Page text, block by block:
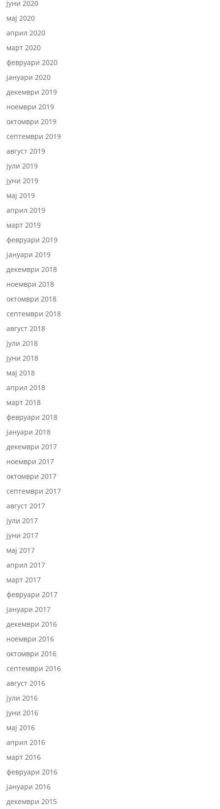
јуни 2020
мај 2020
април 2020
март 2020
февруари 2020
јануари 2020
декември 2019
ноември 2019
октомври 2019
септември 2019
август 2019
јули 2019
јуни 2019
мај 2019
април 2019
март 2019
февруари 2019
јануари 2019
декември 2018
ноември 2018
октомври 2018
септември 2018
август 2018
јули 2018
јуни 2018
мај 2018
април 2018
март 2018
февруари 2018
јануари 2018
декември 2017
ноември 2017
октомври 2017
септември 2017
август 2017
јули 2017
јуни 2017
мај 2017
април 2017
март 2017
февруари 2017
јануари 2017
декември 2016
ноември 2016
октомври 2016
септември 2016
август 2016
јули 2016
јуни 2016
мај 2016
април 2016
март 2016
февруари 2016
јануари 2016
декември 2015